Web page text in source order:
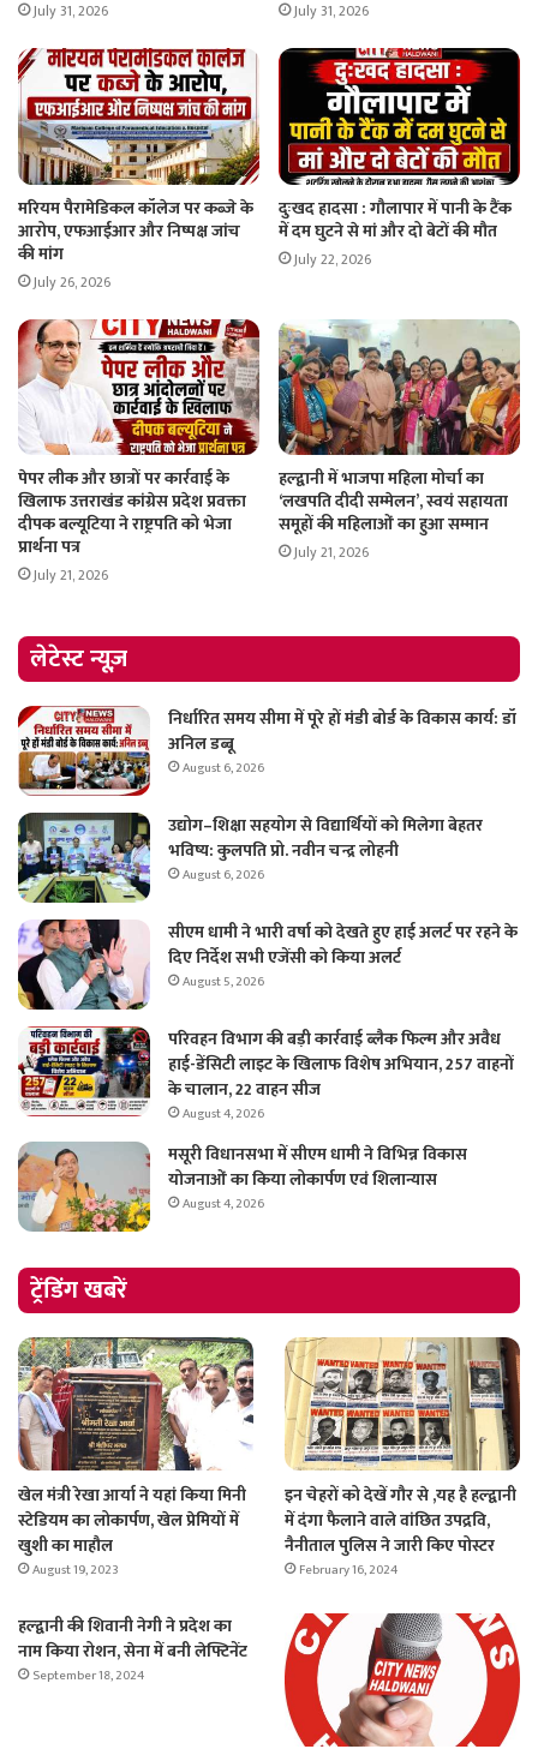
July 31, 2026 July 31, 2026
मरियम पैरामेडिकल कॉलेज पर कब्जे के
आरोप, एफआईआर और निष्पक्ष जांच
की मांग
July 26, 2026
दुःखद हादसा : गौलापार में पानी के टैंक
में दम घुटने से मां और दो बेटों की मौत
July 22, 2026
पेपर लीक और छात्रों पर कार्रवाई के
खिलाफ उत्तराखंड कांग्रेस प्रदेश प्रवक्ता
दीपक बल्यूटिया ने राष्ट्रपति को भेजा
प्रार्थना पत्र
July 21, 2026
हल्द्वानी में भाजपा महिला मोर्चा का
‘लखपति दीदी सम्मेलन’, स्वयं सहायता
समूहों की महिलाओं का हुआ सम्मान
July 21, 2026
लेटेस्ट न्यूज़
निर्धारित समय सीमा में पूरे हों मंडी बोर्ड के विकास कार्य: डॉ
अनिल डब्बू
August 6, 2026
उद्योग–शिक्षा सहयोग से विद्यार्थियों को मिलेगा बेहतर
भविष्य: कुलपति प्रो. नवीन चन्द्र लोहनी
August 6, 2026
सीएम धामी ने भारी वर्षा को देखते हुए हाई अलर्ट पर रहने के
दिए निर्देश सभी एजेंसी को किया अलर्ट
August 5, 2026
परिवहन विभाग की बड़ी कार्रवाई ब्लैक फिल्म और अवैध
हाई-डेंसिटी लाइट के खिलाफ विशेष अभियान, 257 वाहनों
के चालान, 22 वाहन सीज
August 4, 2026
मसूरी विधानसभा में सीएम धामी ने विभिन्न विकास
योजनाओं का किया लोकार्पण एवं शिलान्यास
August 4, 2026
ट्रेंडिंग खबरें
खेल मंत्री रेखा आर्या ने यहां किया मिनी
स्टेडियम का लोकार्पण, खेल प्रेमियों में
खुशी का माहौल
August 19, 2023
इन चेहरों को देखें गौर से ,यह है हल्द्वानी
में दंगा फैलाने वाले वांछित उपद्रवि,
नैनीताल पुलिस ने जारी किए पोस्टर
February 16, 2024
हल्द्वानी की शिवानी नेगी ने प्रदेश का
नाम किया रोशन, सेना में बनी लेफ्टिनेंट
September 18, 2024